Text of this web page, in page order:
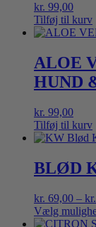
kr. 99,00
Tilføj til kurv
ALOE
HUND
kr. 99,00
Tilføj til kurv
BLØD
kr. 69,00 – kr.
Vælg
Dette